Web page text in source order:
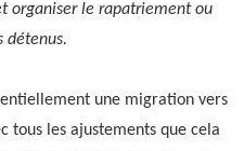
organiser le rapatriement ou
détenus.
une migration vers
tous les ajustements que cela